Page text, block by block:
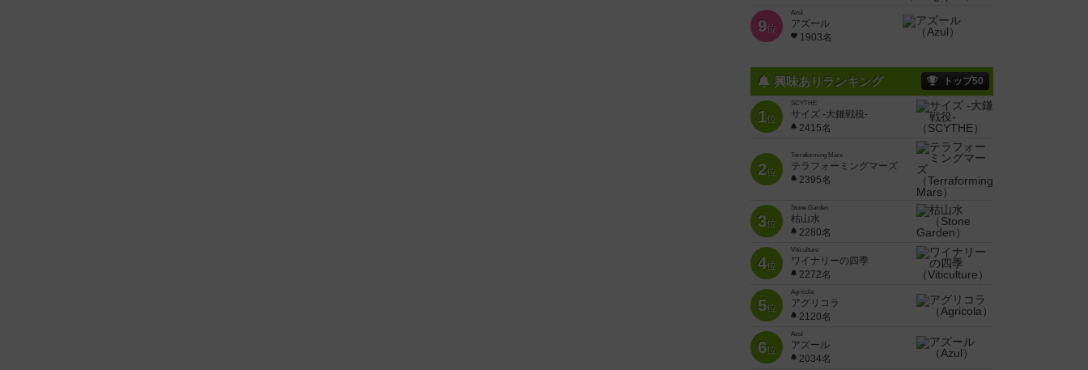
9位
Azul
アズール
1903名
興味ありランキング トップ50
1位
SCYTHE
サイズ -大鎌戦役-
2415名
2位
Terraforming Mars
テラフォーミングマーズ
2395名
3位
Stone Garden
枯山水
2280名
4位
Viticulture
ワイナリーの四季
2272名
5位
Agricola
アグリコラ
2120名
6位
Azul
アズール
2034名